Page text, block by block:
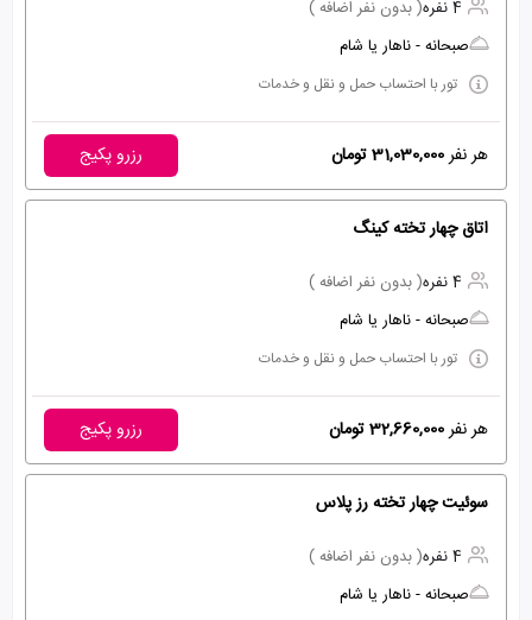
4 نفره
( بدون نفر اضافه )
صبحانه - ناهار یا شام
تور با احتساب حمل و نقل و خدمات
هر نفر31,030,000 تومان رزرو پکیج
اتاق چهار تخته کینگ
4 نفره
( بدون نفر اضافه )
صبحانه - ناهار یا شام
تور با احتساب حمل و نقل و خدمات
هر نفر32,660,000 تومان رزرو پکیج
سوئیت چهار تخته رز پلاس
4 نفره
( بدون نفر اضافه )
صبحانه - ناهار یا شام